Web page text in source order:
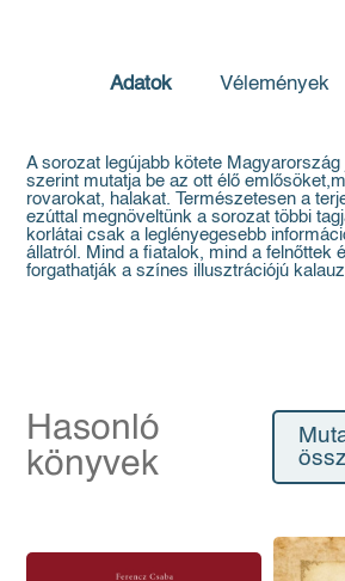
Adatok Vélemények
A sorozat legújabb kötete Magyarország
szerint mutatja be az ott élő
rovarokat, halakat. Természetesen a
ezúttal megnöveltünk a sorozat többi
korlátai csak a leglényegesebb
állatról. Mind a fiatalok, mind a felnőttek
forgathatják a színes illusztrációjú
Hasonló
könyvek